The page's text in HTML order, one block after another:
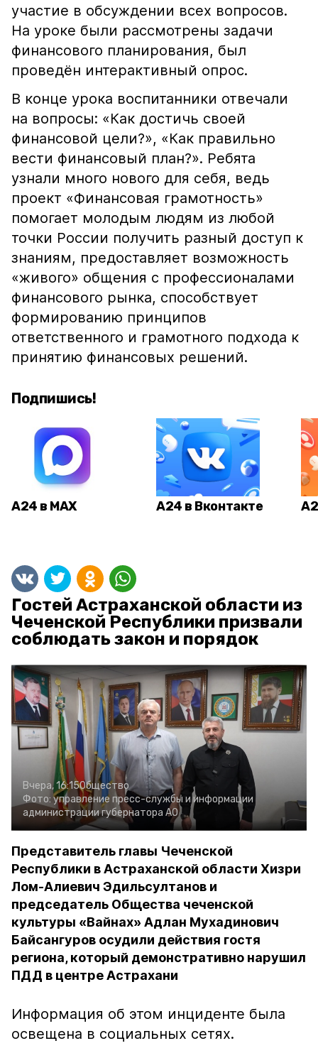
участие в обсуждении всех вопросов.
На уроке были рассмотрены задачи
финансового планирования, был
проведён интерактивный опрос.
В конце урока воспитанники отвечали
на вопросы: «Как достичь своей
финансовой цели?», «Как правильно
вести финансовый план?». Ребята
узнали много нового для себя, ведь
проект «Финансовая грамотность»
помогает молодым людям из любой
точки России получить разный доступ к
знаниям, предоставляет возможность
«живого» общения с профессионалами
финансового рынка, способствует
формированию принципов
ответственного и грамотного подхода к
принятию финансовых решений.
Подпишись!
А24 в MAX А24 в Вконтакте
Гостей Астраханской области из
Чеченской Республики призвали
соблюдать закон и порядок
Вчера, 16:15Общество
Фото: управление пресс-службы и информации
администрации губернатора АО
Представитель главы Чеченской
Республики в Астраханской области Хизри
Лом-Алиевич Эдильсултанов и
председатель Общества чеченской
культуры «Вайнах» Адлан Мухадинович
Байсангуров осудили действия гостя
региона, который демонстративно нарушил
ПДД в центре Астрахани
Информация об этом инциденте была
освещена в социальных сетях.